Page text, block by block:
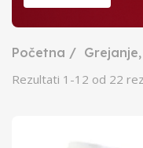
Početna
Rezultati 1 -12 od 22